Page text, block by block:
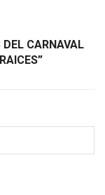
DEL CARNAVAL